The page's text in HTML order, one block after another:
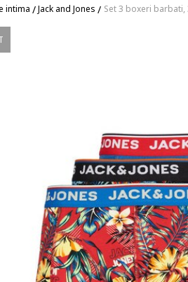
intima /Jack and Jones / Set 3 boxeri barbati,